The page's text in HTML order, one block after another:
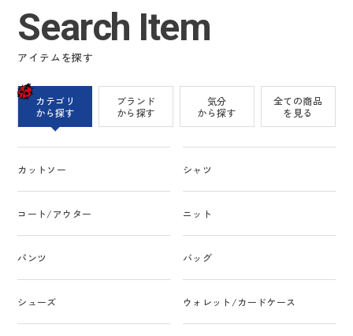
Search Item
アイテムを探す
カテゴリ
から探す
ブランド
から探す
気分
から探す
全ての商品
を見る
カットソー シャツ
コート/アウター ニット
パンツ バッグ
シューズ ウォレット/カードケース